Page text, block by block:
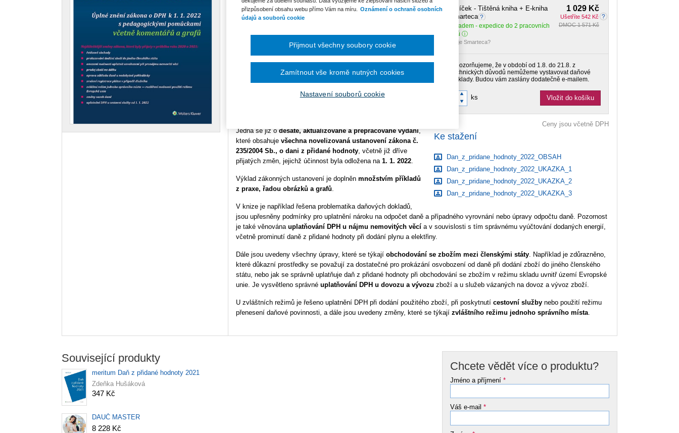
1 029 Kč
Ušetříte 542 Kč
DMOC 1 571 Kč
Balíček - Tištěná kniha + E-kniha
Smarteca
Skladem - expedice do 2 pracovních
dnů
Co je Smarteca?
Upozorňujeme, že v období od 1.8. do 21.8. z
technických důvodů nemůžeme vystavovat daňové
doklady. Budou vám zaslány dodatečně e-mailem.
ks Vložit do košíku
Ceny jsou včetně DPH
Ke stažení
Dan_z_pridane_hodnoty_2022_OBSAH
Dan_z_pridane_hodnoty_2022_UKAZKA_1
Dan_z_pridane_hodnoty_2022_UKAZKA_2
Dan_z_pridane_hodnoty_2022_UKAZKA_3
Počet stran
Typ produktu Tištěná kniha
978-80-7676-341-8
Připravujeme pro Vás nové vydání ZDE >>
Jedná se již odesáté, aktualizované a přepracované vydání,
které obsahujevšechna novelizovaná ustanovení zákona č.
235/2004 Sb., o dani z přidané hodnoty, včetně již dříve
přijatých změn, jejichž účinnost byla odložena na1. 1. 2022.
Výklad zákonných ustanovení je doplněnmnožstvím příkladů
z praxe, řadou obrázků a grafů.
V knize je například řešena problematika daňových dokladů,
jsou upřesněny podmínky pro uplatnění nároku na odpočet daně a případného vyrovnání nebo úpravy odpočtu daně. Pozornost
je také věnovánauplatňování DPH u nájmu nemovitých věcí a v souvislosti s tím správnému vyúčtování dodaných energií,
včetně prominutí daně z přidané hodnoty při dodání plynu a elektřiny.
Dále jsou uvedeny všechny úpravy, které se týkajíobchodování se zbožím mezi členskými státy. Například je zdůrazněno,
které důkazní prostředky se považují za dostatečné pro prokázání osvobození od daně při dodání zboží do jiného členského
státu, nebo jak se správně uplatňuje daň z přidané hodnoty při obchodování se zbožím v režimu skladu uvnitř území Evropské
unie. Je vysvětleno správnéuplatňování DPH u dovozu a vývozuzboží a u služeb vázaných na dovoz a vývoz zboží.
U zvláštních režimů je řešeno uplatnění DPH při dodání použitého zboží, při poskytnutícestovní služby nebo použití režimu
přenesení daňové povinnosti, a dále jsou uvedeny změny, které se týkajízvláštního režimu jednoho správního místa.
Související produkty
meritum Daň z přidané hodnoty 2021
Zdeňka Hušáková
347 Kč
DAUČ MASTER
8 228 Kč
Chcete vědět více o produktu?
Jméno a příjmení*
Váš e-mail*
přizpůsobení obsahu webu přímo Vám na míru.
Oznámení o ochraně osobních
údajů a souborů cookie
Nastavení souborů cookie
Zamítnout vše kromě nutných cookies
Přijmout všechny soubory cookie